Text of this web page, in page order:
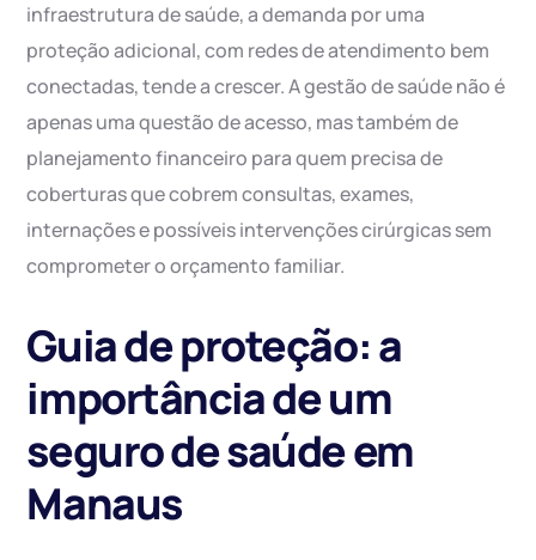
infraestrutura de saúde, a demanda por uma
proteção adicional, com redes de atendimento bem
conectadas, tende a crescer. A gestão de saúde não é
apenas uma questão de acesso, mas também de
planejamento financeiro para quem precisa de
coberturas que cobrem consultas, exames,
internações e possíveis intervenções cirúrgicas sem
comprometer o orçamento familiar.
Guia de proteção: a
importância de um
seguro de saúde em
Manaus